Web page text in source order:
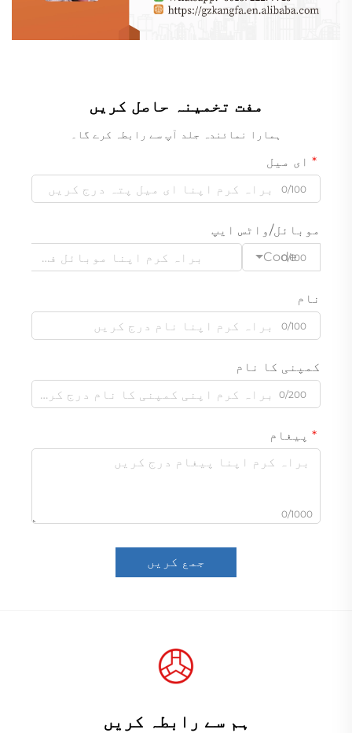
مفت تخمینہ حاصل کریں
ہمارا نمائندہ جلد آپ سے رابطہ کرے گا۔
ای میل
0/100
موبائل/واٹس ایپ
Code
0/100
نام
0/100
کمپنی کا نام
0/200
پیغام
0/1000
جمع کریں
ہم سے رابطہ کریں